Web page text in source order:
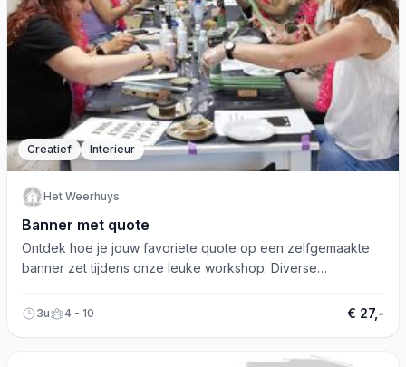
Creatief Interieur
Het Weerhuys
Banner met quote
Ontdek hoe je jouw favoriete quote op een zelfgemaakte
banner zet tijdens onze leuke workshop. Diverse
3u 4 - 10 € 27,-